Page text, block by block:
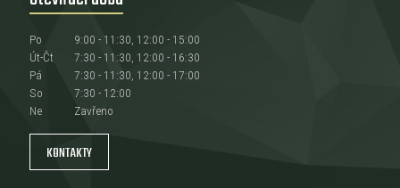
Po
9:00 - 11:30, 12:00 - 15:00
Út-Čt
7:30 - 11:30, 12:00 - 16:30
Pá
7:30 - 11:30, 12:00 - 17:00
So
7:30 - 12:00
Ne
Zavřeno
KONTAKTY